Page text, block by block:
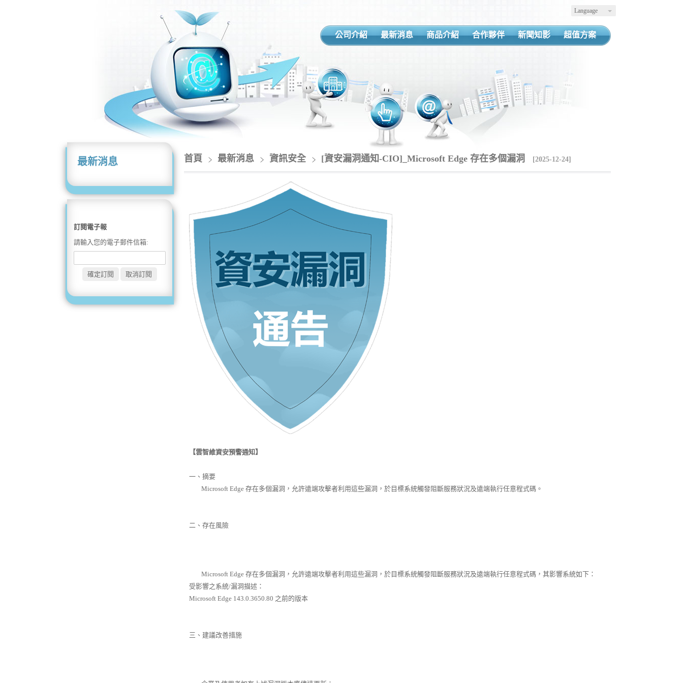
Language
公司介紹 最新消息 商品介紹 合作夥伴 新聞知影 超值方案
最新消息
訂閱電子報
請輸入您的電子郵件信箱:
首頁 最新消息 資訊安全 [資安漏洞通知-CIO]_Microsoft Edge 存在多個漏洞 [2025-12-24]
【雲智維資安預警通知】
一、摘要
Microsoft Edge 存在多個漏洞，允許遠端攻擊者利用這些漏洞，於目標系統觸發阻斷服務狀況及遠端執行任意程式碼。
二、存在風險
Microsoft Edge 存在多個漏洞，允許遠端攻擊者利用這些漏洞，於目標系統觸發阻斷服務狀況及遠端執行任意程式碼，其影響系統如下：
受影響之系統/漏洞描述：
Microsoft Edge 143.0.3650.80 之前的版本
三、建議改善措施